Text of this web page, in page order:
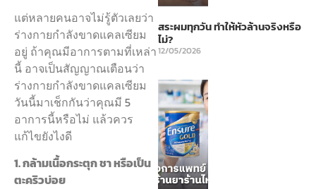
แต่หลายคนอาจไม่รู้ตัวเลยว่า
ร่างกายกำลังขาดแคลเซียม
อยู่ ถ้าคุณมีอาการตามที่เหล่า
นี้ อาจเป็นสัญญาณเตือนว่า
ร่างกายกำลังขาดแคลเซียม
วันนี้มาเช็กกันว่าคุณมี 5
อาการนี้หรือไม่ แล้วควร
แก้ไขยังไงดี
1. กล้ามเนื้อกระตุก ชา หรือเป็น
ตะคริวบ่อย
สระผมทุกวัน ทำให้หัวล้านจริงหรือ
ไม่?
12/05/2026